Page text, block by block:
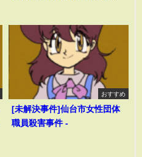
おすすめ
[未解決事件]仙台市女性団体
職員殺害事件 -